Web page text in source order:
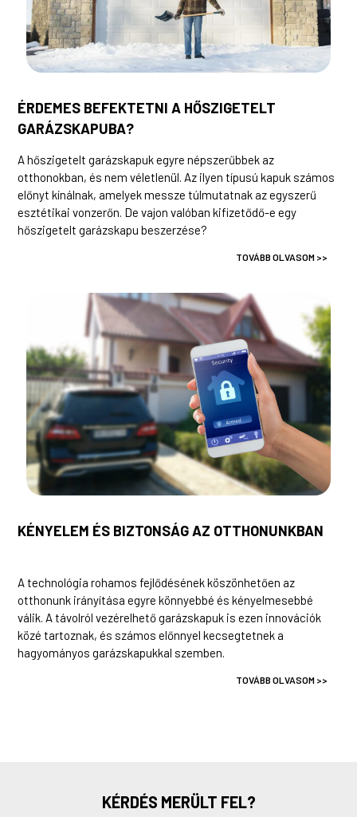
ÉRDEMES BEFEKTETNI A HŐSZIGETELT
GARÁZSKAPUBA?
A hőszigetelt garázskapuk egyre népszerűbbek az
otthonokban, és nem véletlenül. Az ilyen típusú kapuk számos
előnyt kínálnak, amelyek messze túlmutatnak az egyszerű
esztétikai vonzerőn. De vajon valóban kifizetődő-e egy
hőszigetelt garázskapu beszerzése?
TOVÁBB OLVASOM >>
KÉNYELEM ÉS BIZTONSÁG AZ OTTHONUNKBAN
A technológia rohamos fejlődésének köszönhetően az
otthonunk irányítása egyre könnyebbé és kényelmesebbé
válik. A távolról vezérelhető garázskapuk is ezen innovációk
közé tartoznak, és számos előnnyel kecsegtetnek a
hagyományos garázskapukkal szemben.
TOVÁBB OLVASOM >>
KÉRDÉS MERÜLT FEL?